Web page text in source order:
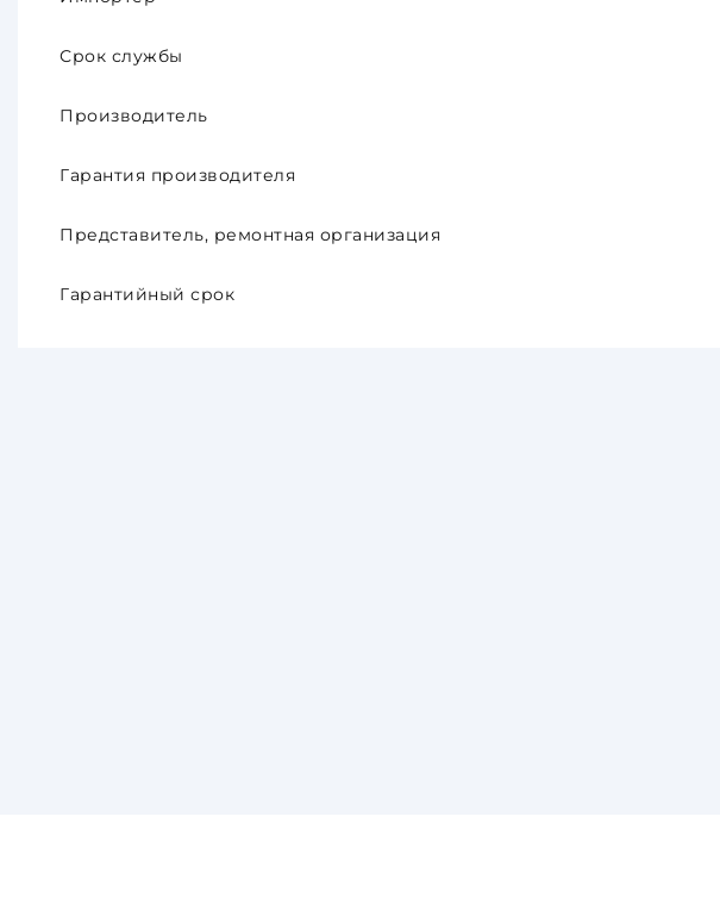
Срок службы
Производитель
Гарантия производителя
Представитель, ремонтная организация
Гарантийный срок